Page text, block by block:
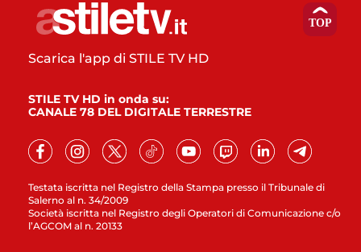
Testata iscritta nel Registro della Stampa presso il Tribunale di
Salerno al n. 34/2009
Società iscritta nel Registro degli Operatori di Comunicazione c/o
l’AGCOM al n. 20133
Scarica l'app di STILE TV HD
STILE TV HD in onda su:
CANALE 78 DEL DIGITALE TERRESTRE